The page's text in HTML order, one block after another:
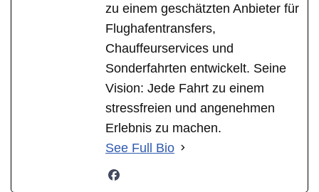
zu einem geschätzten Anbieter für
Flughafentransfers,
Chauffeurservices und
Sonderfahrten entwickelt. Seine
Vision: Jede Fahrt zu einem
stressfreien und angenehmen
Erlebnis zu machen.
See Full Bio